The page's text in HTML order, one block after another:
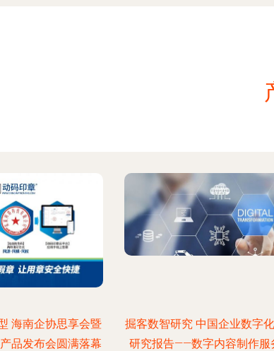
海南企协思享会暨
品发布会圆满落幕
掘客数智研究 中国企业数字
研究报告——数字内容制作服